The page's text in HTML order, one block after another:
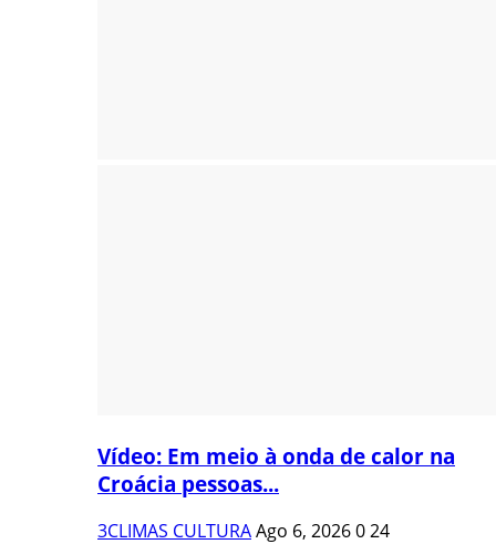
Vídeo: Em meio à onda de calor na
Croácia pessoas...
3CLIMAS CULTURAAgo 6, 2026024